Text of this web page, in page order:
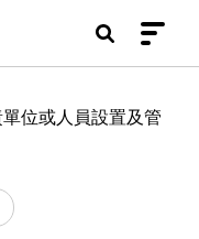
位或人員設置及管